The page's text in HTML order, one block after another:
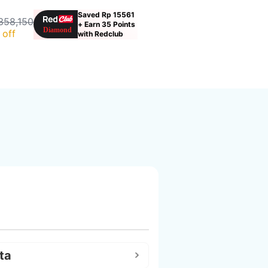
off
Saved Rp 15561
+ Earn 35 Points
with Redclub